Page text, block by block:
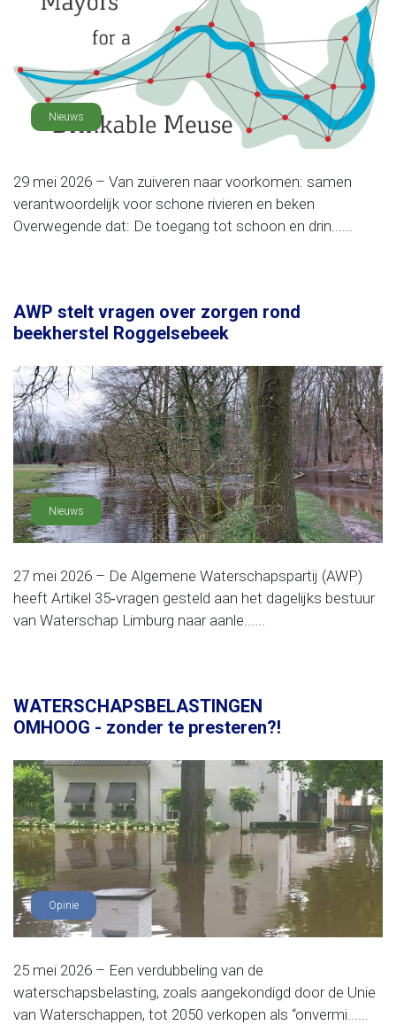
Nieuws
29 mei 2026 – Van zuiveren naar voorkomen: samen
verantwoordelijk voor schone rivieren en beken
Overwegende dat: De toegang tot schoon en drin......
AWP stelt vragen over zorgen rond
beekherstel Roggelsebeek
Nieuws
27 mei 2026 – De Algemene Waterschapspartij (AWP)
heeft Artikel 35‑vragen gesteld aan het dagelijks bestuur
van Waterschap Limburg naar aanle......
WATERSCHAPSBELASTINGEN
OMHOOG - zonder te presteren?!
Opinie
25 mei 2026 – Een verdubbeling van de
waterschapsbelasting, zoals aangekondigd door de Unie
van Waterschappen, tot 2050 verkopen als “onvermi......